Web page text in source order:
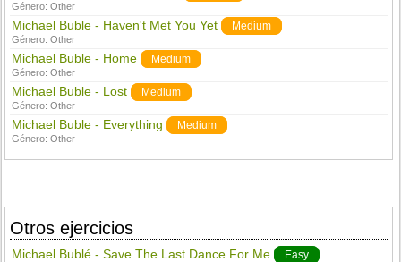
Género:Other
Michael Buble - Haven't Met You Yet Medium
Género:Other
Michael Buble - Home Medium
Género:Other
Michael Buble - Lost Medium
Género:Other
Michael Buble - Everything Medium
Género:Other
Otros ejercicios
Michael Bublé - Save The Last Dance For Me Easy